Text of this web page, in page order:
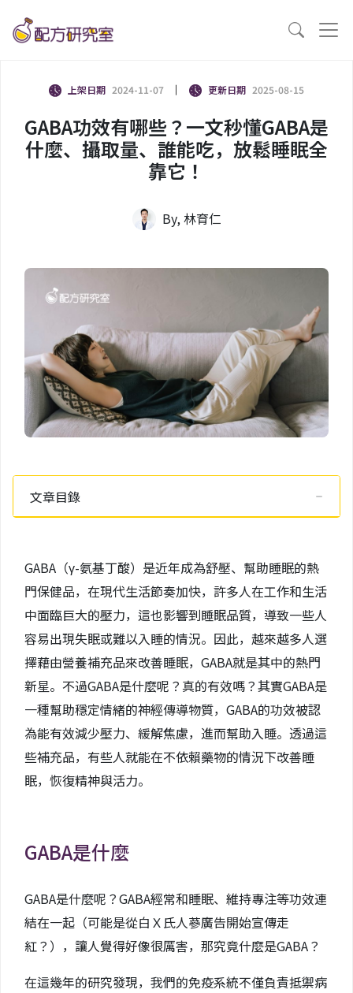
上架日期 2024-11-07 更新日期 2025-08-15
GABA功效有哪些？一文秒懂GABA是
什麼、攝取量、誰能吃，放鬆睡眠全
靠它！
By, 林育仁
文章目錄
GABA（γ-氨基丁酸）是近年成為舒壓、幫助睡眠的熱
門保健品，在現代生活節奏加快，許多人在工作和生活
中面臨巨大的壓力，這也影響到睡眠品質，導致一些人
容易出現失眠或難以入睡的情況。因此，越來越多人選
擇藉由營養補充品來改善睡眠，GABA就是其中的熱門
新星。不過GABA是什麼呢？真的有效嗎？其實GABA是
一種幫助穩定情緒的神經傳導物質，GABA的功效被認
為能有效減少壓力、緩解焦慮，進而幫助入睡。透過這
些補充品，有些人就能在不依賴藥物的情況下改善睡
眠，恢復精神與活力。
GABA是什麼
GABA是什麼呢？GABA經常和睡眠、維持專注等功效連
結在一起（可能是從白Ｘ氏人蔘廣告開始宣傳走
紅？），讓人覺得好像很厲害，那究竟什麼是GABA？
在這幾年的研究發現，我們的免疫系統不僅負責抵禦病